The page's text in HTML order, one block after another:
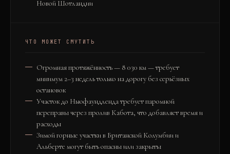
Новой Шотландии
ЧТО МОЖЕТ СМУТИТЬ
Огромная протяжённость — 8 030 км — требует
минимум 2–3 недель только на дорогу без серьёзных
остановок
Участок до Ньюфаундленда требует паромной
переправы через пролив Кабота, что добавляет время и
расходы
Зимой горные участки в Британской Колумбии и
Альберте могут быть опасны или закрыты